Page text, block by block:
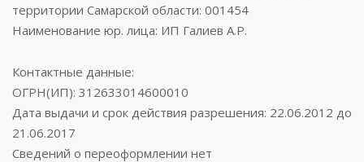
территории Самарской области: 001454
Наименование юр. лица: ИП Галиев А.Р.
Контактные данные:
ОГРН(ИП): 312633014600010
Дата выдачи и срок действия разрешения: 22.06.2012 до
21.06.2017
Сведений о переоформлении нет